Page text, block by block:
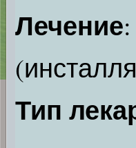
Лечение
Тип